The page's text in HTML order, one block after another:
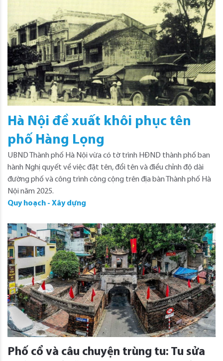
Hà Nội đề xuất khôi phục tên
phố Hàng Lọng
UBND Thành phố Hà Nội vừa có tờ trình HĐND thành phố ban
hành Nghị quyết về việc đặt tên, đổi tên và điều chỉnh độ dài
đường phố và công trình công cộng trên địa bàn Thành phố Hà
Nội năm 2025.
Quy hoạch - Xây dựng
Phố cổ và câu chuyện trùng tu: Tu sửa